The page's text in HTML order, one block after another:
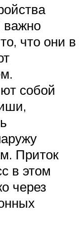
важно
что они в
собой
Приток
в этом
через